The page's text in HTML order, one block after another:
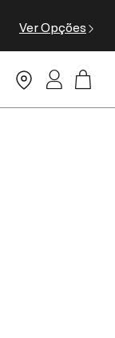
Ver Opções